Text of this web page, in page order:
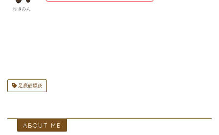
ゆきみん
足底筋膜炎
ABOUT ME